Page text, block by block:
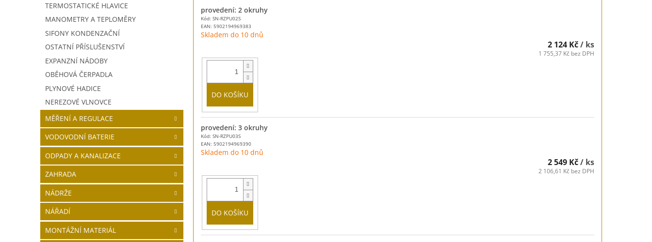
TERMOSTATICKÉ HLAVICE
MANOMETRY A TEPLOMĚRY
SIFONY KONDENZAČNÍ
OSTATNÍ PŘÍSLUŠENSTVÍ
EXPANZNÍ NÁDOBY
OBĚHOVÁ ČERPADLA
PLYNOVÉ HADICE
NEREZOVÉ VLNOVCE
MĚŘENÍ A REGULACE
VODOVODNÍ BATERIE
ODPADY A KANALIZACE
ZAHRADA
NÁDRŽE
NÁŘADÍ
MONTÁŽNÍ MATERIÁL
Kód: SN-RZPU02S
EAN: 5902194969383
provedení: 2 okruhy
Skladem do 10 dnů
2 124 Kč/ ks
1 755,37 Kč bez DPH
DO KOŠÍKU
Kód: SN-RZPU03S
EAN: 5902194969390
provedení: 3 okruhy
Skladem do 10 dnů
2 549 Kč/ ks
2 106,61 Kč bez DPH
DO KOŠÍKU